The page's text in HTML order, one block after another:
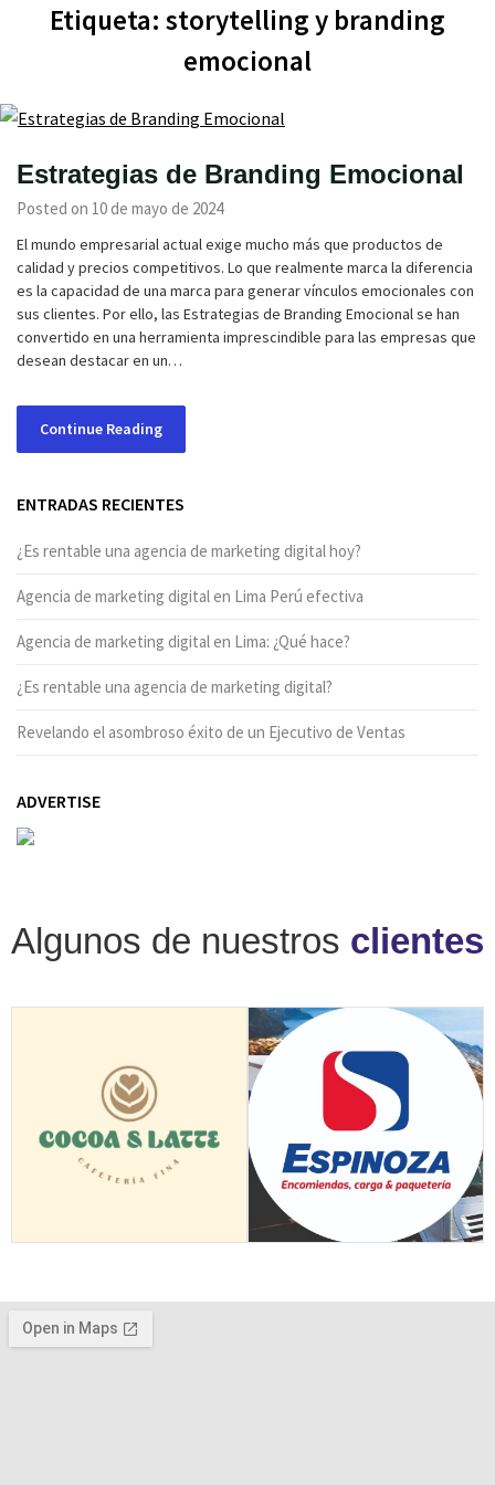
Etiqueta: storytelling y branding
emocional
Estrategias de Branding Emocional
Posted on 10 de mayo de 2024
El mundo empresarial actual exige mucho más que productos de
calidad y precios competitivos. Lo que realmente marca la diferencia
es la capacidad de una marca para generar vínculos emocionales con
sus clientes. Por ello, las Estrategias de Branding Emocional se han
convertido en una herramienta imprescindible para las empresas que
desean destacar en un…
Continue Reading
ENTRADAS RECIENTES
¿Es rentable una agencia de marketing digital hoy?
Agencia de marketing digital en Lima Perú efectiva
Agencia de marketing digital en Lima: ¿Qué hace?
¿Es rentable una agencia de marketing digital?
Revelando el asombroso éxito de un Ejecutivo de Ventas
ADVERTISE
Algunos de nuestros clientes